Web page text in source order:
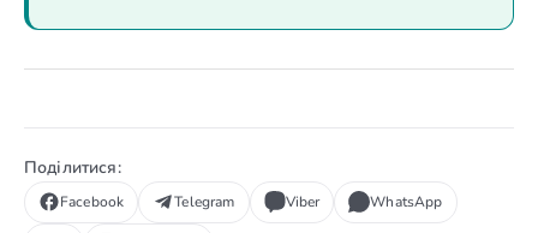
Поділитися:
Facebook Telegram Viber WhatsApp